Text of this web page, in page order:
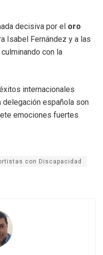
decisiva por el oro
Isabel Fernández y a las
con la
internacionales
española son
emociones fuertes
con Discapacidad